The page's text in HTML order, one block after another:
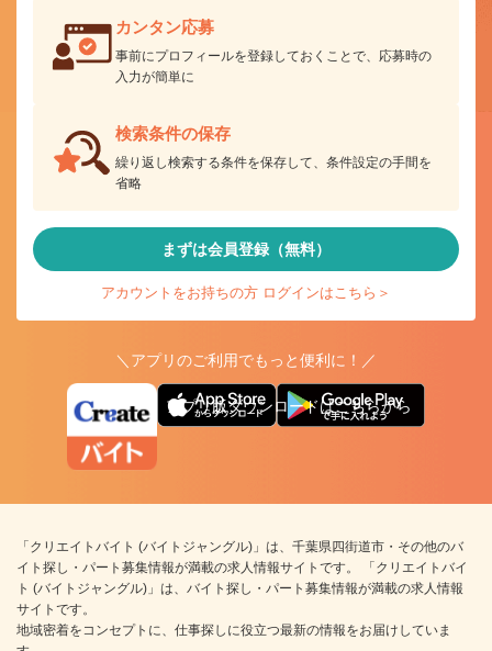
カンタン応募
事前にプロフィールを登録しておくことで、応募時の
入力が簡単に
検索条件の保存
繰り返し検索する条件を保存して、条件設定の手間を
省略
まずは会員登録（無料）
アカウントをお持ちの方 ログインはこちら＞
＼アプリのご利用でもっと便利に！／
アプリ版ダウンロードはこちらから
「クリエイトバイト (バイトジャングル)」は、千葉県四街道市・その他のバ
イト探し・パート募集情報が満載の求人情報サイトです。 「クリエイトバイ
ト (バイトジャングル)」は、バイト探し・パート募集情報が満載の求人情報
サイトです。
地域密着をコンセプトに、仕事探しに役立つ最新の情報をお届けしていま